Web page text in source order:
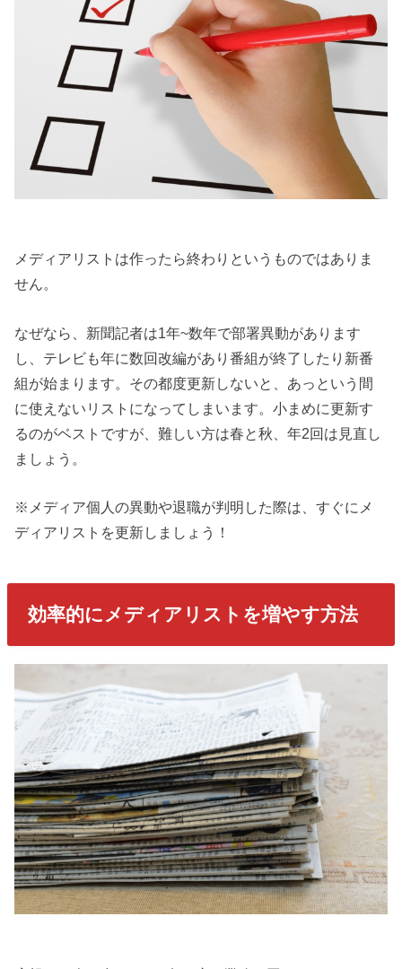
メディアリストは作ったら終わりというものではありま
せん。
なぜなら、新聞記者は1年~数年で部署異動があります
し、テレビも年に数回改編があり番組が終了したり新番
組が始まります。その都度更新しないと、あっという間
に使えないリストになってしまいます。小まめに更新す
るのがベストですが、難しい方は春と秋、年2回は見直し
ましょう。
※メディア個人の異動や退職が判明した際は、すぐにメ
ディアリストを更新しましょう！
効率的にメディアリストを増やす方法